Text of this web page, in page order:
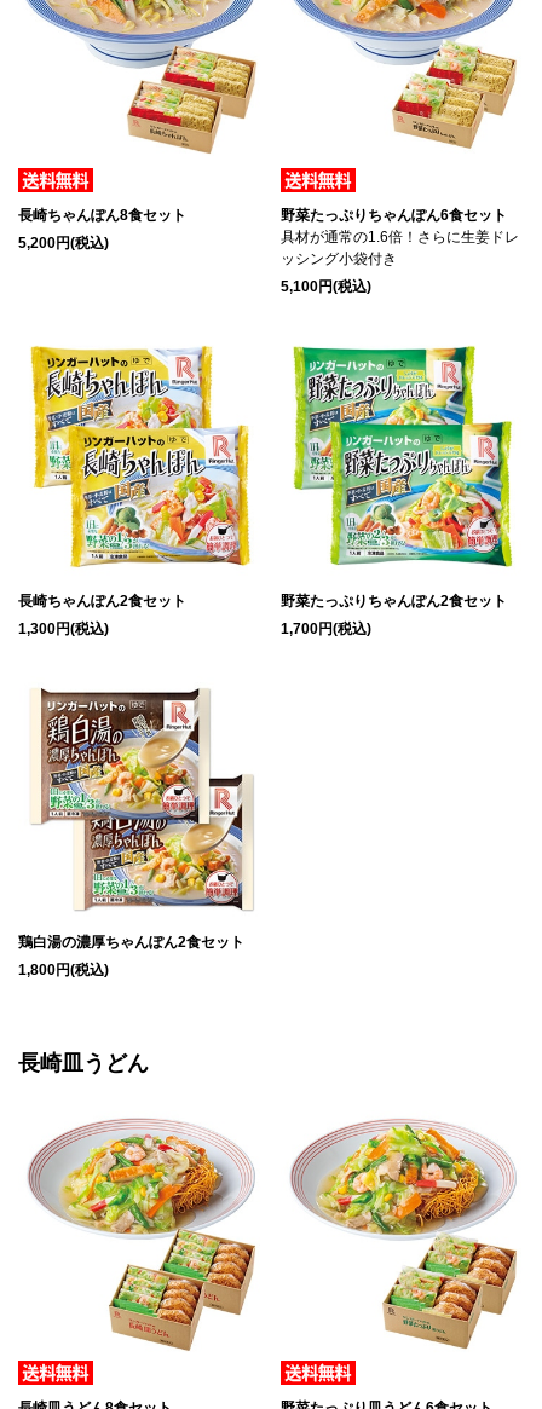
長崎ちゃんぽん8食セット
5,200円(税込)
野菜たっぷりちゃんぽん6食セット
具材が通常の1.6倍！さらに生姜ドレ
ッシング小袋付き
5,100円(税込)
長崎ちゃんぽん2食セット
1,300円(税込)
野菜たっぷりちゃんぽん2食セット
1,700円(税込)
鶏白湯の濃厚ちゃんぽん2食セット
1,800円(税込)
長崎皿うどん